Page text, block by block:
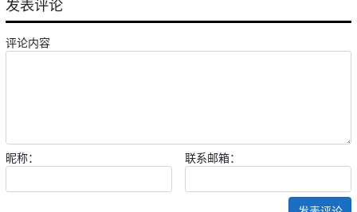
发表评论
评论内容
昵称： 联系邮箱：